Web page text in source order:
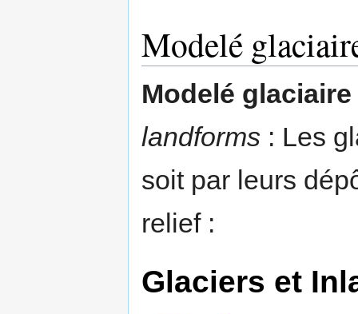
Modelé
Modelé glaciaire
landforms : Les
soit par leurs
relief :
Glaciers et